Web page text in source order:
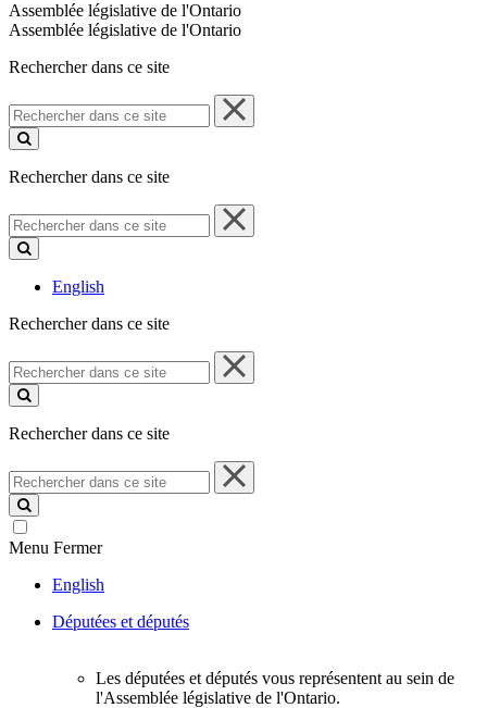
Assemblée législative de l'Ontario
Assemblée législative de l'Ontario
Rechercher dans ce site
Rechercher
dans
ce
Rechercher dans ce site
Rechercher
dans
ce
English
Rechercher dans ce site
Rechercher
dans
ce
Rechercher dans ce site
Rechercher
dans
ce
site
Menu Fermer
English
Députées et députés
Les députées et députés vous représentent au sein de
l'Assemblée législative de l'Ontario.